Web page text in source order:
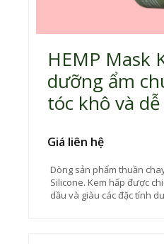
HEMP Mask
dưỡng ẩm
tóc khô và
Giá liên hệ
Dòng sản phẩm thuần
Silicone. Kem hấp được
dầu và giàu các đặc tính